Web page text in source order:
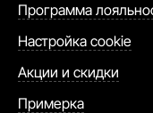
Программа
Настройка cookie
Акции и скидки
Примерка